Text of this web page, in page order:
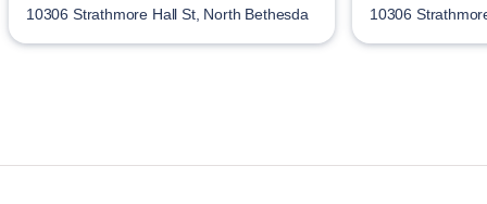
10306 Strathmore Hall St, North Bethesda
10306